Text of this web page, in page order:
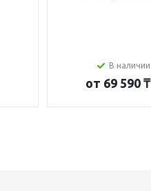
В наличии
от 69 590 ₸